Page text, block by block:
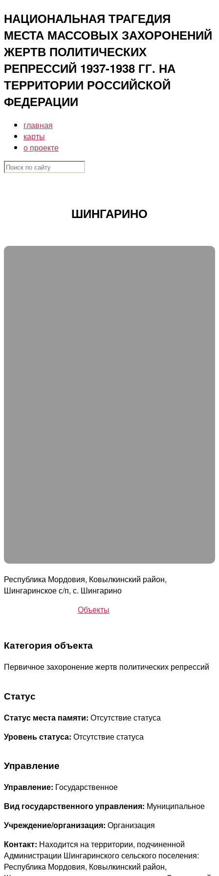
Перейти
к
содержимому
НАЦИОНАЛЬНАЯ ТРАГЕДИЯ
МЕСТА МАССОВЫХ ЗАХОРОНЕНИЙ
ЖЕРТВ ПОЛИТИЧЕСКИХ
РЕПРЕССИЙ 1937-1938 ГГ. НА
ТЕРРИТОРИИ РОССИЙСКОЙ
ФЕДЕРАЦИИ
главная
карты
о проекте
ШИНГАРИНО
Республика Мордовия, Ковылкинский район,
Шингаринское с/п, с. Шингарино
Объекты
Категория объекта
Первичное захоронение жертв политических репрессий
Статус
Статус места памяти: Отсутствие статуса
Уровень статуса: Отсутствие статуса
Управление
Управление: Государственное
Вид государственного управления: Муниципальное
Учреждение/организация: Организация
Контакт: Находится на территории, подчиненной
Администрации Шингаринского сельского поселения:
Республика Мордовия, Ковылкинский район,